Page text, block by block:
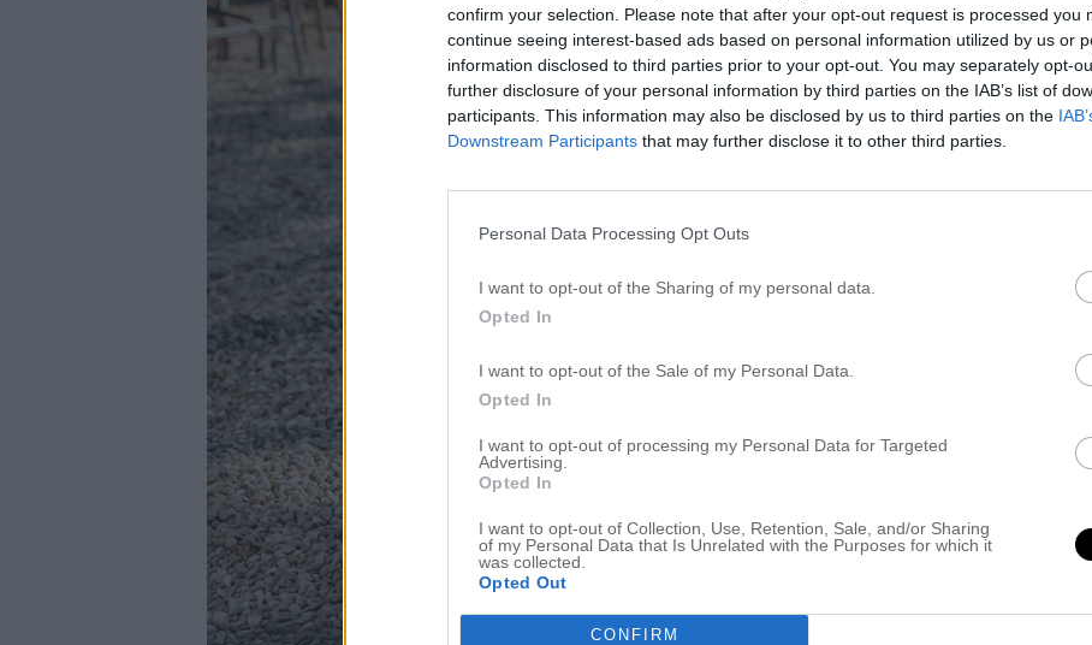
confirm your selection. Please note that after your opt-out request is processed you
continue seeing interest-based ads based on personal information utilized by us or
information disclosed to third parties prior to your opt-out. You may separately opt-
further disclosure of your personal information by third parties on the IAB’s list of
participants. This information may also be disclosed by us to third parties on the
Downstream Participants that may further disclose it to other third parties.
Personal Data Processing Opt Outs
I want to opt-out of the Sharing of my personal data.
Opted In
I want to opt-out of the Sale of my Personal Data.
Opted In
I want to opt-out of processing my Personal Data for Targeted
Advertising.
Opted In
I want to opt-out of Collection, Use, Retention, Sale, and/or Sharing
of my Personal Data that Is Unrelated with the Purposes for which it
was collected.
Opted Out
CONFIRM